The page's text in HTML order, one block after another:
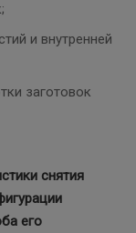
и внутренней
заготовок
снятия
его